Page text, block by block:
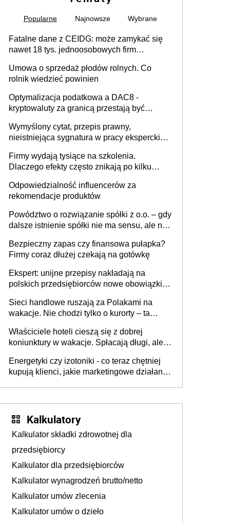
Popularne Najnowsze Wybrane
Fatalne dane z CEIDG: może zamykać się
nawet 18 tys. jednoosobowych firm
Umowa o sprzedaż płodów rolnych. Co
rolnik wiedzieć powinien
Optymalizacja podatkowa a DAC8 -
kryptowaluty za granicą przestają być
Wymyślony cytat, przepis prawny,
nieistniejąca sygnatura w pracy eksperckiej -
firmie
Firmy wydają tysiące na szkolenia.
Dlaczego efekty często znikają po kilku
Odpowiedzialność influencerów za
rekomendacje produktów
Powództwo o rozwiązanie spółki z o.o. – gdy
dalsze istnienie spółki nie ma sensu, ale nie
Bezpieczny zapas czy finansowa pułapka?
Firmy coraz dłużej czekają na gotówkę
Ekspert: unijne przepisy nakładają na
polskich przedsiębiorców nowe obowiązki w
Sieci handlowe ruszają za Polakami na
wakacje. Nie chodzi tylko o kurorty – ta
tam, gdzie wielu spędzi urlop po cichu
Właściciele hoteli cieszą się z dobrej
koniunktury w wakacje. Spłacają długi, ale
Energetyki czy izotoniki - co teraz chętniej
kupują klienci, jakie marketingowe działania
Kalkulatory
Kalkulator składki zdrowotnej dla
przedsiębiorcy
Kalkulator dla przedsiębiorców
Kalkulator wynagrodzeń brutto/netto
Kalkulator umów zlecenia
Kalkulator umów o dzieło